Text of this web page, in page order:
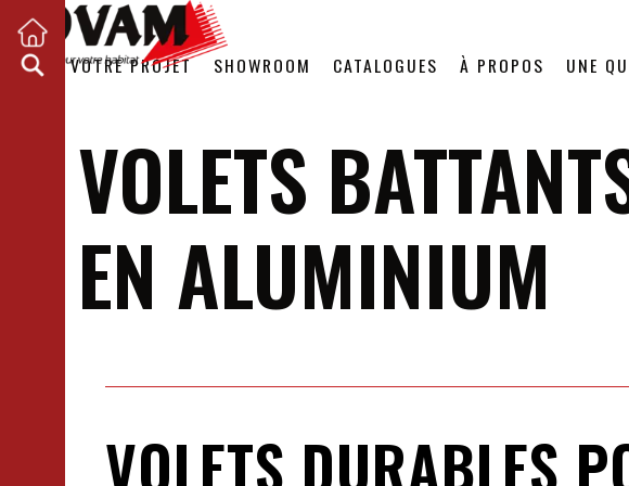
VOTRE PROJET SHOWROOM CATALOGUES À PROPOS UNE
VOLETS
EN ALUMINIUM
VOLETS DURABLES